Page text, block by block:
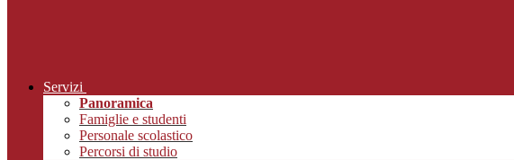
Servizi
Panoramica
Famiglie e studenti
Personale scolastico
Percorsi di studio